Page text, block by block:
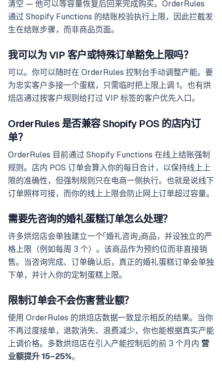
清空 — 他可以等容量恢复后回来完成购买。OrderRules
通过 Shopify Functions 的结账校验执行上限，因此拦截发
生在结账步骤，而非商品页面。
我可以为 VIP 客户或特殊订单豁免上限吗？
可以。你可以随时在 OrderRules 控制台手动调整产能。要
为忠实客户多接一个蛋糕，只需临时把上限上调 1。也有烘
焙店通过按客户规则给打过 VIP 标签的客户优先入口。
OrderRules 是否兼容 Shopify POS 的店内订
单？
OrderRules 目前通过 Shopify Functions 在线上结账强制
规则。店内 POS 订单会算入你的每日合计，以保持线上上
限的准确性，但强制规则只在电商一侧执行。也就是说线下
订单照样可接，而你的线上上限会防止网上订单超过容量。
需要先咨询的婚礼蛋糕订单怎么处理？
许多烘焙店会单独建立一个「婚礼咨询」商品，并设独立的严
格上限（例如每周 3 个）。该商品作为预约位而非直接销
售。当咨询完成、订单确认后，真正的婚礼蛋糕订单会单独
下单，并计入你的定制蛋糕上限。
限制订单会不会伤害营业额？
使用 OrderRules 的烘焙店数据一致显示相反的结果。当你
不再过度接单，退款消失、浪费减少，你也能根据真实产能
上调价格。多数烘焙店在引入产能控制后的前 3 个月内 营
业额提升 15–25%。